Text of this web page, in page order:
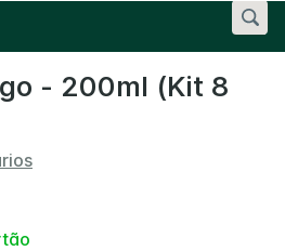
- 200ml (Kit 8